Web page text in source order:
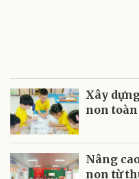
Xây
non
Nâng
non từ